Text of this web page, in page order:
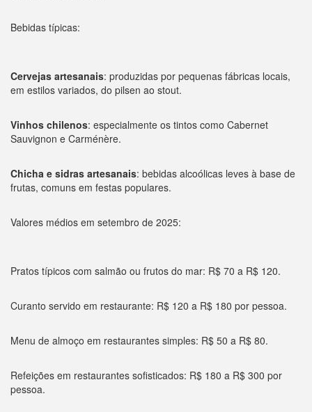
Bebidas típicas:
Cervejas artesanais: produzidas por pequenas fábricas locais,
em estilos variados, do pilsen ao stout.
Vinhos chilenos: especialmente os tintos como Cabernet
Sauvignon e Carménère.
Chicha e sidras artesanais: bebidas alcoólicas leves à base de
frutas, comuns em festas populares.
Valores médios em setembro de 2025:
Pratos típicos com salmão ou frutos do mar: R$ 70 a R$ 120.
Curanto servido em restaurante: R$ 120 a R$ 180 por pessoa.
Menu de almoço em restaurantes simples: R$ 50 a R$ 80.
Refeições em restaurantes sofisticados: R$ 180 a R$ 300 por
pessoa.